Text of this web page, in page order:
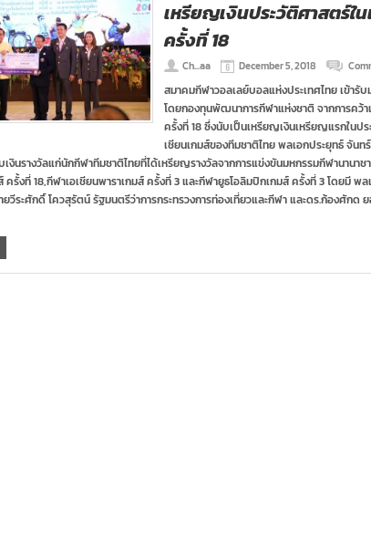
เหรียญเงินประวัติศาสตร์ใ
ครั้งที่ 18
Ch...aa December 5, 2018
สมาคมกีฬาวอลเลย์บอลแห่งประเทศไทย เข้ารั
โดยกองทุนพัฒนาการกีฬาแห่งชาติ จากการคว้า
ครั้งที่ 18 ซึ่งนับเป็นเหรียญเงินเหรียญแรกในป
เชียนเกมส์ของทีมชาติไทย พลเอกประยุทธ์ จันท
เงินรางวัลแก่นักกีฬาทีมชาติไทยที่ได้เหรียญรางวัลจากการแข่งขันมหกรรมกีฬานานาช
ครั้งที่ 18,กีฬาเอเชียนพาราเกมส์ ครั้งที่ 3 และกีฬายูธโอลิมปิกเกมส์ ครั้งที่ 3 โดยมี พ
วีระศักดิ์ โควสุรัตน์ รัฐมนตรีว่าการกระทรวงการท่องเที่ยวและกีฬา และดร.ก้องศักด